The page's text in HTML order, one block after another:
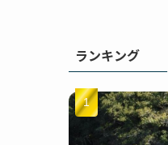
ランキング